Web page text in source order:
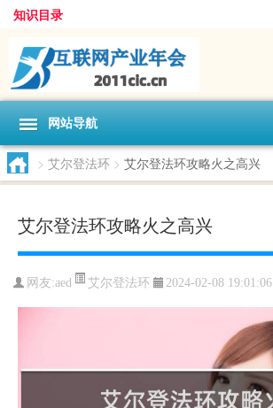
知识目录
网站导航
> 艾尔登法环 > 艾尔登法环攻略火之高兴
艾尔登法环攻略火之高兴
网友:aed 艾尔登法环 2024-02-08 19:01:06